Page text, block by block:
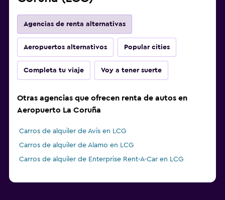
Agencias de renta alternativas
Aeropuertos alternativos Popular cities
Completa tu viaje Voy a tener suerte
Otras agencias que ofrecen renta de autos en
Aeropuerto La Coruña
Carros de alquiler de Avis en LCG
Carros de alquiler de Alamo en LCG
Carros de alquiler de Enterprise Rent-A-Car en LCG